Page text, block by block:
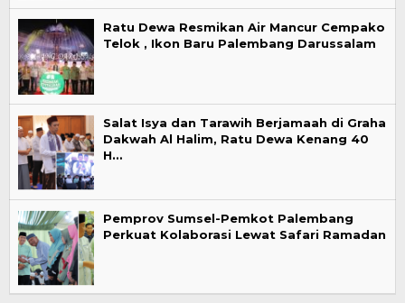
Ratu Dewa Resmikan Air Mancur Cempako
Telok , Ikon Baru Palembang Darussalam
Salat Isya dan Tarawih Berjamaah di Graha
Dakwah Al Halim, Ratu Dewa Kenang 40
H…
Pemprov Sumsel-Pemkot Palembang
Perkuat Kolaborasi Lewat Safari Ramadan